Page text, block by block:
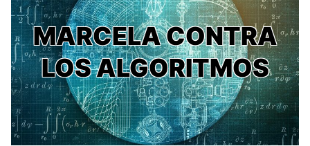
MARCELA CONTRA
LOS ALGORITMOS